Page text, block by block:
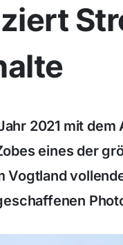
2021 mit
eines der
Vogtland